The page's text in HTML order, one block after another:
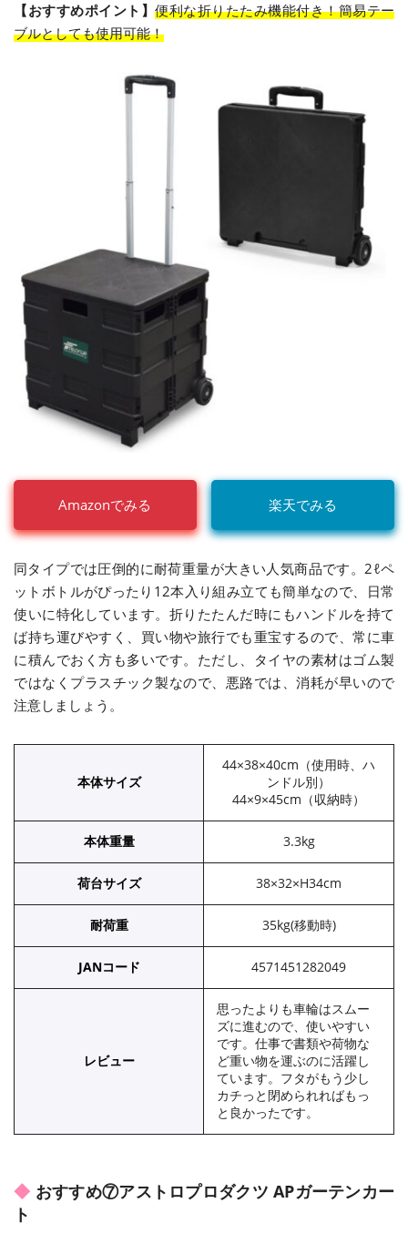
【おすすめポイント】 便利な折りたたみ機能付き！簡易テー
ブルとしても使用可能！
Amazonでみる 楽天でみる
同タイプでは圧倒的に耐荷重量が大きい人気商品です。2ℓペ
ットボトルがぴったり12本入り組み立ても簡単なので、日常
使いに特化しています。折りたたんだ時にもハンドルを持て
ば持ち運びやすく、買い物や旅行でも重宝するので、常に車
に積んでおく方も多いです。ただし、タイヤの素材はゴム製
ではなくプラスチック製なので、悪路では、消耗が早いので
注意しましょう。
本体サイズ
44×38×40cm（使用時、ハ
ンドル別）
44×9×45cm（収納時）
本体重量 3.3kg
荷台サイズ 38×32×H34cm
耐荷重 35kg(移動時)
JANコード 4571451282049
レビュー
思ったよりも車輪はスムー
ズに進むので、使いやすい
です。仕事で書類や荷物な
ど重い物を運ぶのに活躍し
ています。フタがもう少し
カチっと閉められればもっ
と良かったです。
おすすめ⑦アストロプロダクツ APガーテンカー
ト